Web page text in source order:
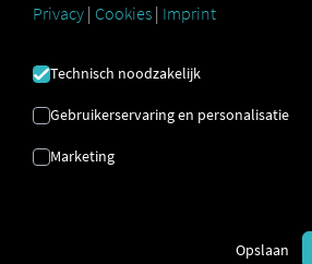
voertuigen uit te rusten met RIO
verbinden.
Privacy | Cookies | Imprint
Technisch noodzakelijk
Gebruikerservaring en personalisatie
Marketing
Opslaan